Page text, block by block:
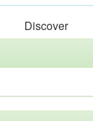
Discover